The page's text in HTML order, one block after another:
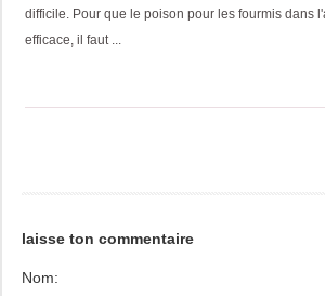
difficile. Pour que le poison pour les fourmis dans
efficace, il faut ...
laisse ton commentaire
Nom: